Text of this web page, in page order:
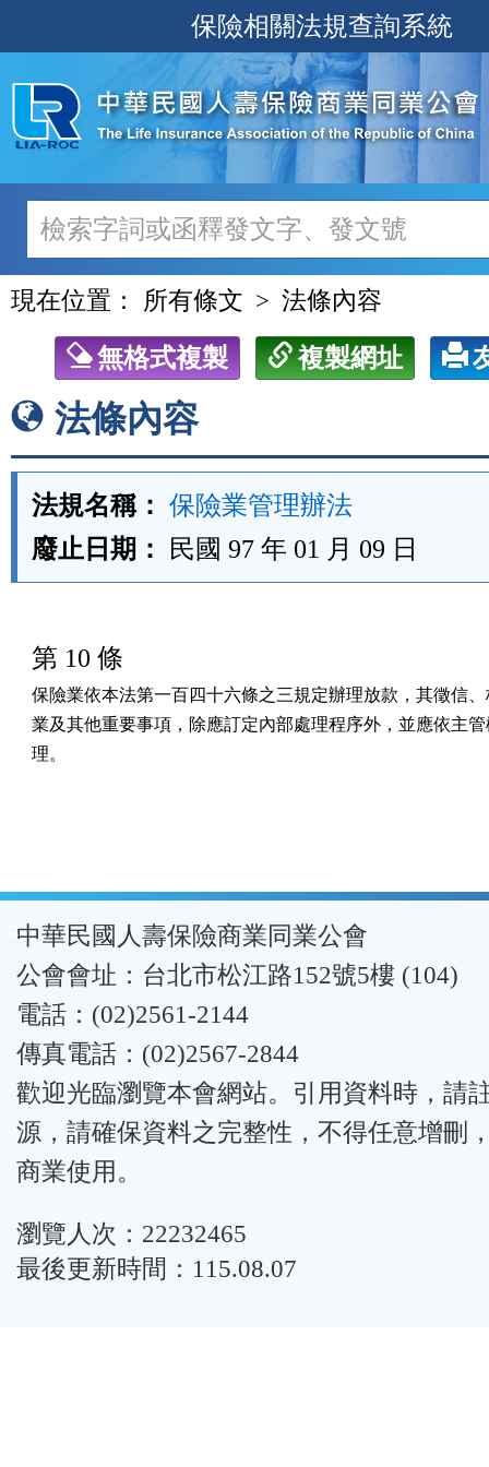
至
主
內
容
保險相關法規查詢系統
現在位置： 所有條文 法條內容
無格式複製 複製網址
法條內容
法規名稱： 保險業管理辦法
廢止日期：
民國 97 年 01 月 09 日
第 10 條
保險業依本法第一百四十六條之三規定辦理放款，其徵信
業及其他重要事項，除應訂定內部處理程序外，並應依主
理。
:::中華民國人壽保險商業同業公會
公會會址：台北市松江路152號5樓 (104)
電話：(02)2561-2144
傳真電話：(02)2567-2844
歡迎光臨瀏覽本會網站。引用資料時，請
源，請確保資料之完整性，不得任意增刪
商業使用。
瀏覽人次：22232465
最後更新時間：115.08.07